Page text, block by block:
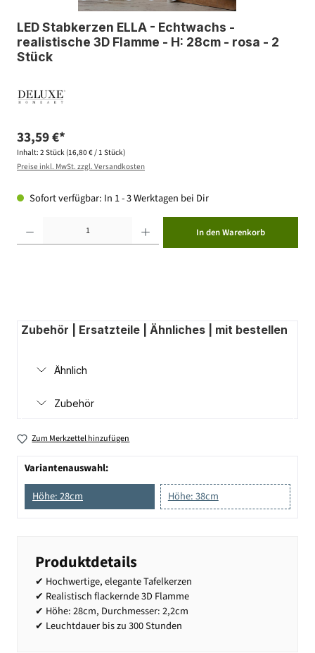
LED Stabkerzen ELLA - Echtwachs -
realistische 3D Flamme - H: 28cm - rosa - 2
Stück
33,59 €*
Inhalt: 2 Stück (16,80 € / 1 Stück)
Preise inkl. MwSt. zzgl. Versandkosten
Sofort verfügbar: In 1 - 3 Werktagen bei Dir
In den Warenkorb
Zubehör | Ersatzteile | Ähnliches | mit bestellen
Ähnlich
Zubehör
Zum Merkzettel hinzufügen
Variantenauswahl:
Höhe: 28cm
Höhe: 38cm
Produktdetails
✔ Hochwertige, elegante Tafelkerzen
✔ Realistisch flackernde 3D Flamme
✔ Höhe: 28cm, Durchmesser: 2,2cm
✔ Leuchtdauer bis zu 300 Stunden